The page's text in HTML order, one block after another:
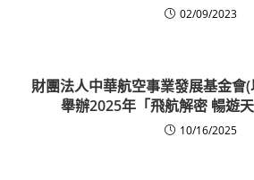
02/09/2023
財團法人中華航空事業發展基金會
舉辦2025年「飛航解密 暢遊
10/16/2025